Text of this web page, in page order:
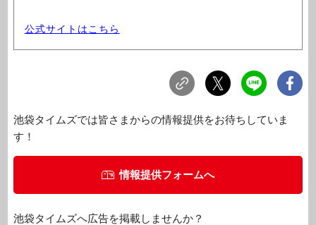
公式サイトはこちら
池袋タイムズでは皆さまからの情報提供をお待ちしていま
す！
情報提供フォームへ
池袋タイムズへ広告を掲載しませんか？